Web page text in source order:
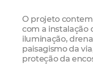
O projeto
com a instalação
iluminação,
paisagismo da
proteção da